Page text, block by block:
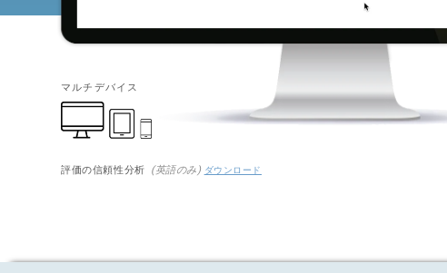
マルチデバイス
評価の信頼性分析 (英語のみ) ダウンロード